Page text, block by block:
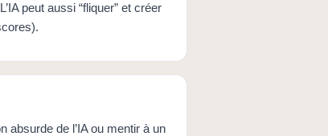
peut aussi “fliquer” et créer
absurde de l’IA ou mentir à un